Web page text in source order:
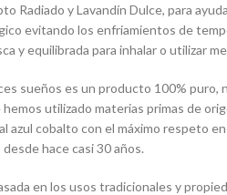
Radiado y Lavandín Dulce, para
evitando los enfriamientos de
y equilibrada para inhalar o utilizar
sueños es un producto 100% puro,
hemos utilizado materias primas de
azul cobalto con el máximo respeto
hace casi 30 años.
en los usos tradicionales y